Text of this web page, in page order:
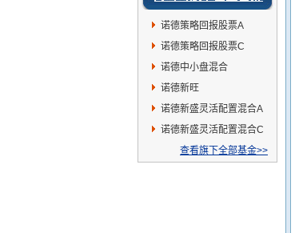
诺德策略回报股票A
诺德策略回报股票C
诺德中小盘混合
诺德新旺
诺德新盛灵活配置混合A
诺德新盛灵活配置混合C
查看旗下全部基金>>